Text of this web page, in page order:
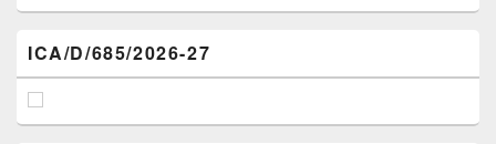
ICA/D/685/2026-27